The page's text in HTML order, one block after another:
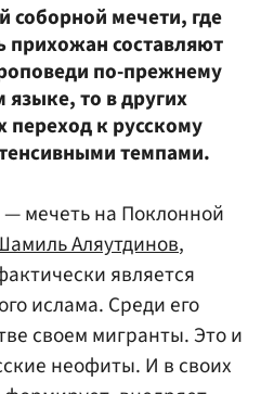
соборной мечети, где
прихожан составляют
по-прежнему
языке, то в других
переход к русскому
темпами.
мечеть на Поклонной
Аляутдинов,
является
ислама. Среди его
своем мигранты. Это и
неофиты. И в своих